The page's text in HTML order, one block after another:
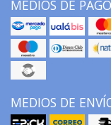
MEDIOS DE PAGO
MEDIOS DE